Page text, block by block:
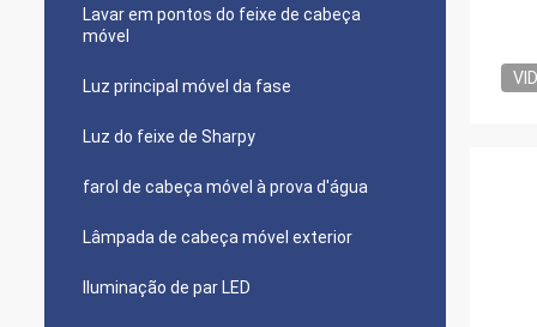
Lavar em pontos do feixe de cabeça
móvel
Luz principal móvel da fase
Luz do feixe de Sharpy
farol de cabeça móvel à prova d'água
Lâmpada de cabeça móvel exterior
Iluminação de par LED